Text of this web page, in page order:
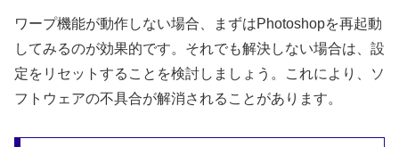
ワープ機能が動作しない場合、まずはPhotoshopを再起動
してみるのが効果的です。それでも解決しない場合は、設
定をリセットすることを検討しましょう。これにより、ソ
フトウェアの不具合が解消されることがあります。